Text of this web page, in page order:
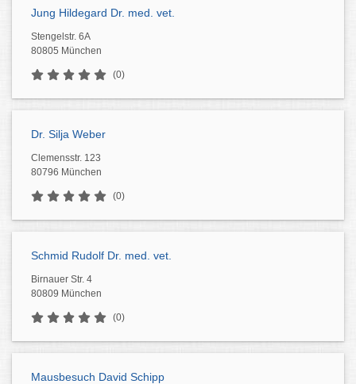
Jung Hildegard Dr. med. vet.
Stengelstr. 6A
80805 München
(0)
Dr. Silja Weber
Clemensstr. 123
80796 München
(0)
Schmid Rudolf Dr. med. vet.
Birnauer Str. 4
80809 München
(0)
Mausbesuch David Schipp